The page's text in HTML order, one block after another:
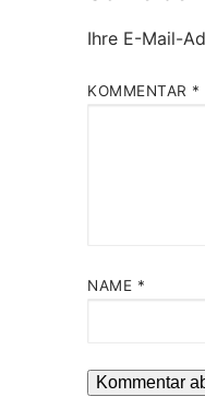
Ihre E-Mail-
KOMMENTAR *
NAME *